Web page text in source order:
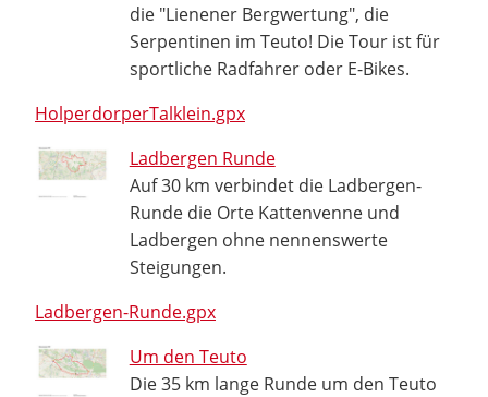
die "Lienener Bergwertung", die
Serpentinen im Teuto! Die Tour ist für
sportliche Radfahrer oder E-Bikes.
HolperdorperTalklein.gpx
Ladbergen Runde
Auf 30 km verbindet die Ladbergen-
Runde die Orte Kattenvenne und
Ladbergen ohne nennenswerte
Steigungen.
Ladbergen-Runde.gpx
Um den Teuto
Die 35 km lange Runde um den Teuto